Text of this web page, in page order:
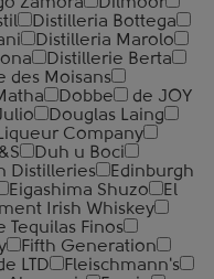
Distilleria Bottega
Distilleria Marolo
Distillerie Berta
des Moisans
Dobbe
de JOY
Douglas Laing
Company
Duh u Boci
Distilleries
Edinburgh
Eigashima Shuzo
El
Irish Whiskey
Tequilas Finos
Fifth Generation
LTD
Fleischmann's